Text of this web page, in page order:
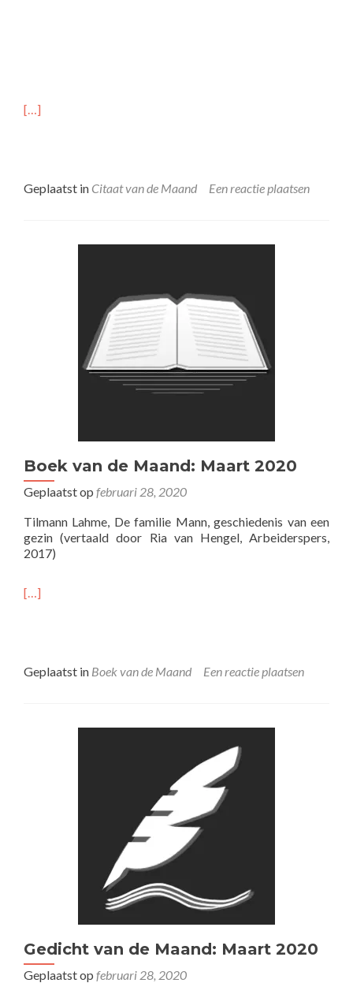
[…]
Geplaatst in Citaat van de Maand Een reactie plaatsen
Boek van de Maand: Maart 2020
Geplaatst op februari 28, 2020
Tilmann Lahme, De familie Mann, geschiedenis van een
gezin (vertaald door Ria van Hengel, Arbeiderspers,
2017)
[…]
Geplaatst in Boek van de Maand Een reactie plaatsen
Gedicht van de Maand: Maart 2020
Geplaatst op februari 28, 2020